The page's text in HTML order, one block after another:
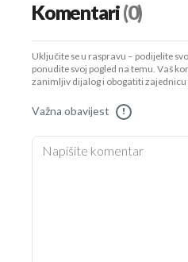
Komentari(0)
Uključite se u raspravu – podijelite
ponudite svoj pogled na temu. Vaš
zanimljiv dijalog i obogatiti zajednicu
Važna obavijest !